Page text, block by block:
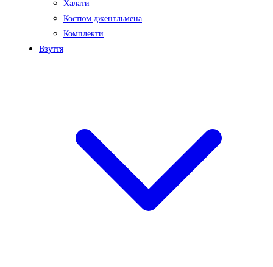
Халати
Костюм джентльмена
Комплекти
Взуття